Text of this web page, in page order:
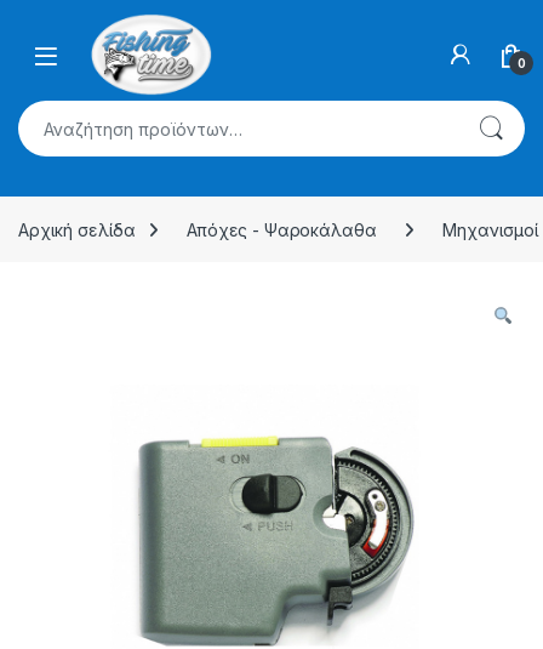
Skip to navigation
0
Αναζήτηση για:
Αρχική σελίδα Απόχες - Ψαροκάλαθα